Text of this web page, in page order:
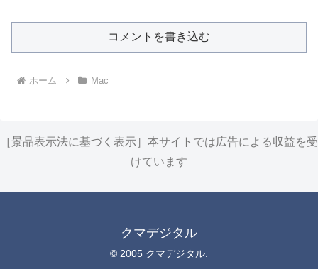
コメントを書き込む
ホーム Mac
［景品表示法に基づく表示］本サイトでは広告による収益を受
けています
クマデジタル
© 2005 クマデジタル.